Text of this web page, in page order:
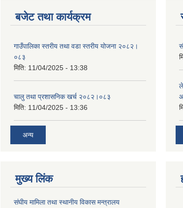
बजेट तथा कार्यक्रम
गाउँपालिका स्तरीय तथा वडा स्तरीय योजना २०८२।
०८३
मिति: 11/04/2025 - 13:38
चालु तथा प्रशासनिक खर्च २०८२।०८३
मिति: 11/04/2025 - 13:36
अन्य
मुख्य लिंक
संघीय मामिला तथा स्थानीय विकास मन्त्रालय